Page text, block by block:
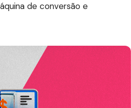
de conversão e